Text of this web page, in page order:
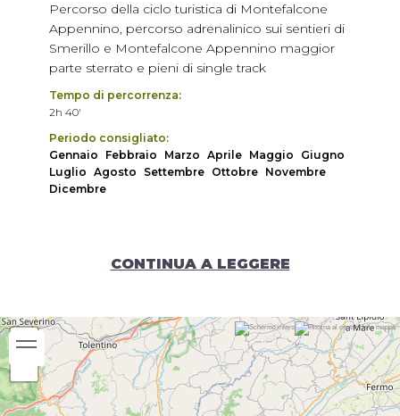
Percorso della ciclo turistica di Montefalcone
Appennino, percorso adrenalinico sui sentieri di
Smerillo e Montefalcone Appennino maggior
parte sterrato e pieni di single track
Tempo di percorrenza:
2h 40'
Periodo consigliato:
Gennaio
Febbraio Marzo Aprile Maggio
Giugno
Luglio Agosto Settembre Ottobre Novembre
Dicembre
CONTINUA A LEGGERE